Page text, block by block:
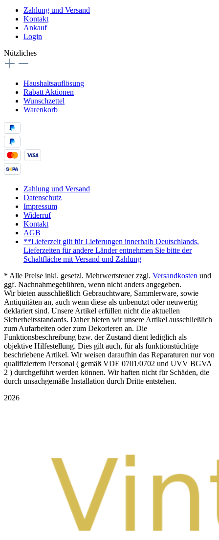
Zahlung und Versand
Kontakt
Ankauf
Login
Nützliches
Haushaltsauflösung
Rabatt Aktionen
Wunschzettel
Warenkorb
Zahlung und Versand
Datenschutz
Impressum
Widerruf
Kontakt
AGB
**Lieferzeit gilt für Lieferungen innerhalb Deutschlands,
Lieferzeiten für andere Länder entnehmen Sie bitte der
Schaltfläche mit Versand und Zahlung
* Alle Preise inkl. gesetzl. Mehrwertsteuer zzgl. Versandkosten und
ggf. Nachnahmegebühren, wenn nicht anders angegeben.
Wir bieten ausschließlich Gebrauchtware, Sammlerware, sowie
Antiquitäten an, auch wenn diese als unbenutzt oder neuwertig
deklariert sind. Unsere Artikel erfüllen nicht die aktuellen
Sicherheitsstandards. Daher bieten wir unsere Artikel ausschließlich
zum Aufarbeiten oder zum Dekorieren an. Die
Funktionsbeschreibung bzw. der Zustand dient lediglich als
objektive Hilfestellung. Dies gilt auch, für als funktionstüchtige
beschriebene Artikel. Wir weisen daraufhin das Reparaturen nur von
qualifiziertem Personal ( gemäß VDE 0701/0702 und UVV BGVA
2 ) durchgeführt werden können. Wir haften nicht für Schäden, die
durch unsachgemäße Installation durch Dritte entstehen.
2026